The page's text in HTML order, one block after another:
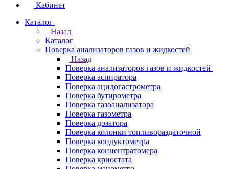
Кабинет
Каталог
Назад
Каталог
Поверка анализаторов газов и жидкостей
Назад
Поверка анализаторов газов и жидкостей
Поверка аспиратора
Поверка ацидогастрометра
Поверка бутирометра
Поверка газоанализатора
Поверка газометра
Поверка дозатора
Поверка колонки топливораздаточной
Поверка кондуктометра
Поверка концентратомера
Поверка криостата